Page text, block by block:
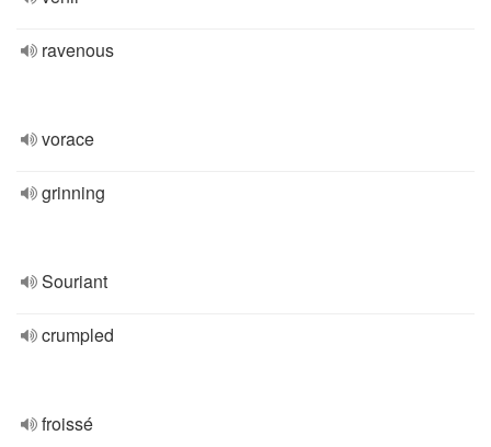
ravenous
vorace
grinning
Souriant
crumpled
froissé